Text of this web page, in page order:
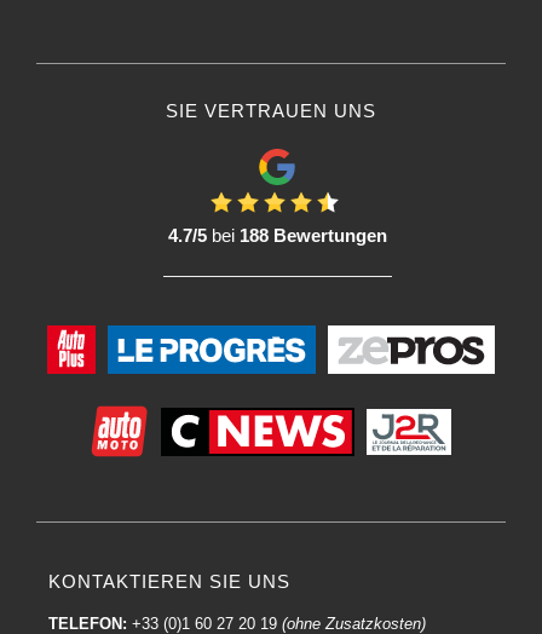
SIE VERTRAUEN UNS
4.7/5bei 188 Bewertungen
KONTAKTIEREN SIE UNS
TELEFON: +33 (0)1 60 27 20 19 (ohne Zusatzkosten)